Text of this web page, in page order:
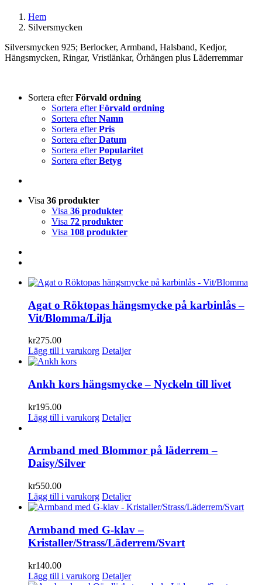
Hem
Silversmycken
Silversmycken 925; Berlocker, Armband, Halsband, Kedjor,
Hängsmycken, Ringar, Vristlänkar, Örhängen plus Läderremmar
Sortera efterFörvald ordning
Sortera efterFörvald ordning
Sortera efterNamn
Sortera efterPris
Sortera efterDatum
Sortera efterPopularitet
Sortera efterBetyg
Visa 36 produkter
Visa 36 produkter
Visa 72 produkter
Visa 108 produkter
Agat o Röktopas hängsmycke på karbinlås –
Vit/Blomma/Lilja
kr275.00
Lägg till i varukorg Detaljer
Ankh kors hängsmycke – Nyckeln till livet
kr195.00
Lägg till i varukorg Detaljer
Armband med Blommor på läderrem –
Daisy/Silver
kr550.00
Lägg till i varukorg Detaljer
Armband med G-klav –
Kristaller/Strass/Läderrem/Svart
kr140.00
Lägg till i varukorg Detaljer